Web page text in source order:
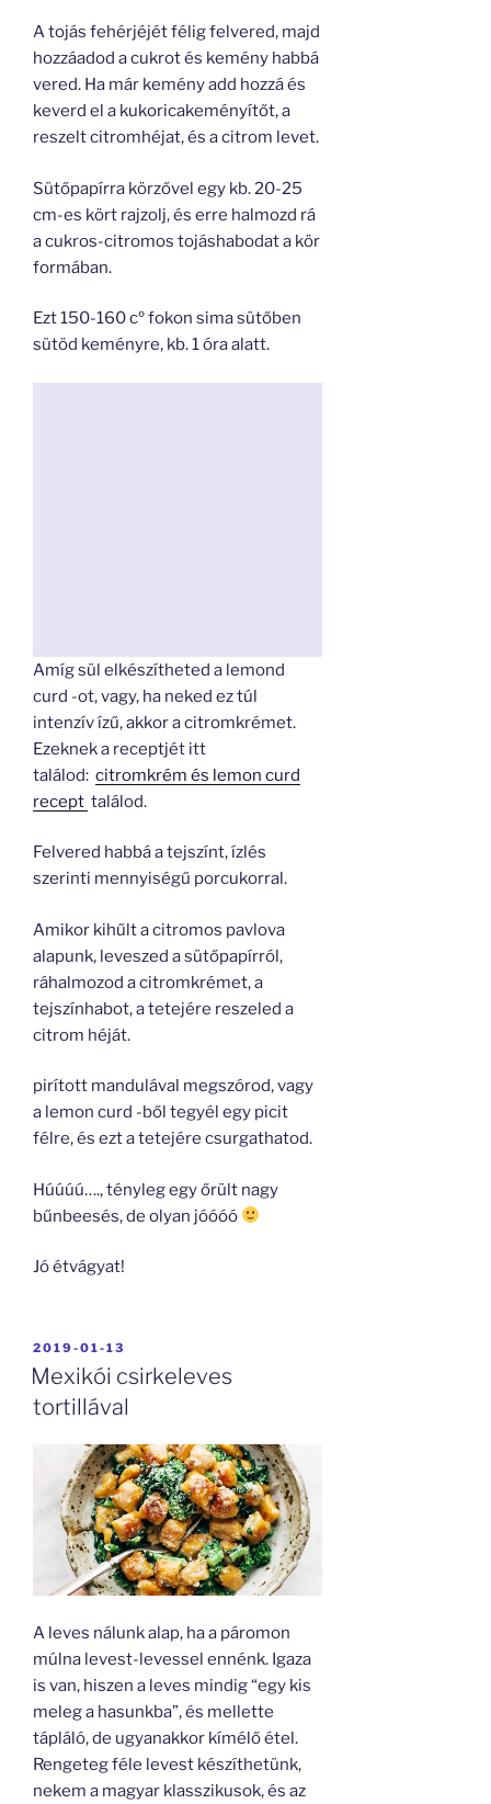
A tojás fehérjéjét félig felvered, majd
hozzáadod a cukrot és kemény habbá
vered. Ha már kemény add hozzá és
keverd el a kukoricakeményítőt, a
reszelt citromhéjat, és a citrom levet.
Sütőpapírra körzővel egy kb. 20-25
cm-es kört rajzolj, és erre halmozd rá
a cukros-citromos tojáshabodat a kör
formában.
Ezt 150-160 cº fokon sima sütőben
sütöd keményre, kb. 1 óra alatt.
Amíg sül elkészítheted a lemond
curd -ot, vagy, ha neked ez túl
intenzív ízű, akkor a citromkrémet.
Ezeknek a receptjét itt
találod: citromkrém és lemon curd
recept találod.
Felvered habbá a tejszínt, ízlés
szerinti mennyiségű porcukorral.
Amikor kihűlt a citromos pavlova
alapunk, leveszed a sütőpapírról,
ráhalmozod a citromkrémet, a
tejszínhabot, a tetejére reszeled a
citrom héját.
pirított mandulával megszórod, vagy
a lemon curd -ből tegyél egy picit
félre, és ezt a tetejére csurgathatod.
Húúúú…., tényleg egy őrült nagy
bűnbeesés, de olyan jóóóó
Jó étvágyat!
BEKÜLDVE:
2019-01-13
Mexikói csirkeleves
tortillával
A leves nálunk alap, ha a páromon
múlna levest-levessel ennénk. Igaza
is van, hiszen a leves mindig “egy kis
meleg a hasunkba”, és mellette
tápláló, de ugyanakkor kímélő étel.
Rengeteg féle levest készíthetünk,
nekem a magyar klasszikusok, és az